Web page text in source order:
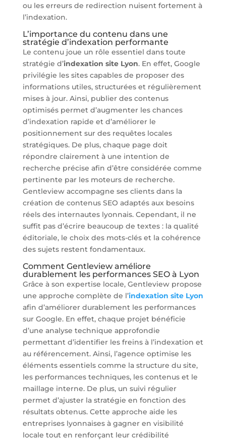
ou les erreurs de redirection nuisent fortement à
l’indexation.
L’importance du contenu dans une
stratégie d’indexation performante
Le contenu joue un rôle essentiel dans toute
stratégie d’indexation site Lyon. En effet, Google
privilégie les sites capables de proposer des
informations utiles, structurées et régulièrement
mises à jour. Ainsi, publier des contenus
optimisés permet d’augmenter les chances
d’indexation rapide et d’améliorer le
positionnement sur des requêtes locales
stratégiques. De plus, chaque page doit
répondre clairement à une intention de
recherche précise afin d’être considérée comme
pertinente par les moteurs de recherche.
Gentleview accompagne ses clients dans la
création de contenus SEO adaptés aux besoins
réels des internautes lyonnais. Cependant, il ne
suffit pas d’écrire beaucoup de textes : la qualité
éditoriale, le choix des mots-clés et la cohérence
des sujets restent fondamentaux.
Comment Gentleview améliore
durablement les performances SEO à Lyon
Grâce à son expertise locale, Gentleview propose
une approche complète de l’indexation site Lyon
afin d’améliorer durablement les performances
sur Google. En effet, chaque projet bénéficie
d’une analyse technique approfondie
permettant d’identifier les freins à l’indexation et
au référencement. Ainsi, l’agence optimise les
éléments essentiels comme la structure du site,
les performances techniques, les contenus et le
maillage interne. De plus, un suivi régulier
permet d’ajuster la stratégie en fonction des
résultats obtenus. Cette approche aide les
entreprises lyonnaises à gagner en visibilité
locale tout en renforçant leur crédibilité